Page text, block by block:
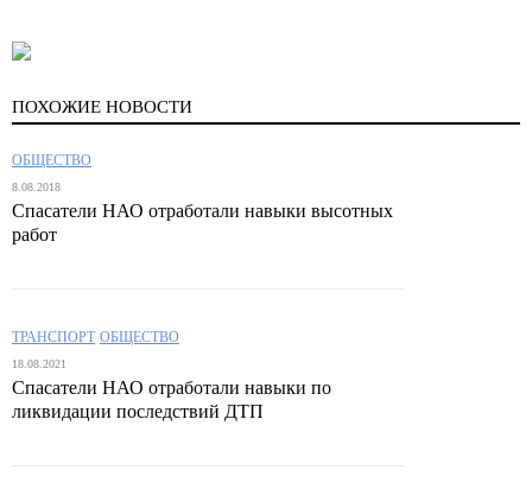
ПОХОЖИЕ НОВОСТИ
ОБЩЕСТВО
8.08.2018
Спасатели НАО отработали навыки высотных
работ
ТРАНСПОРТ ОБЩЕСТВО
18.08.2021
Спасатели НАО отработали навыки по
ликвидации последствий ДТП